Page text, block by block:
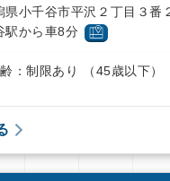
県小千谷市平沢２丁目３
駅から車8分
：制限あり （45歳以下）